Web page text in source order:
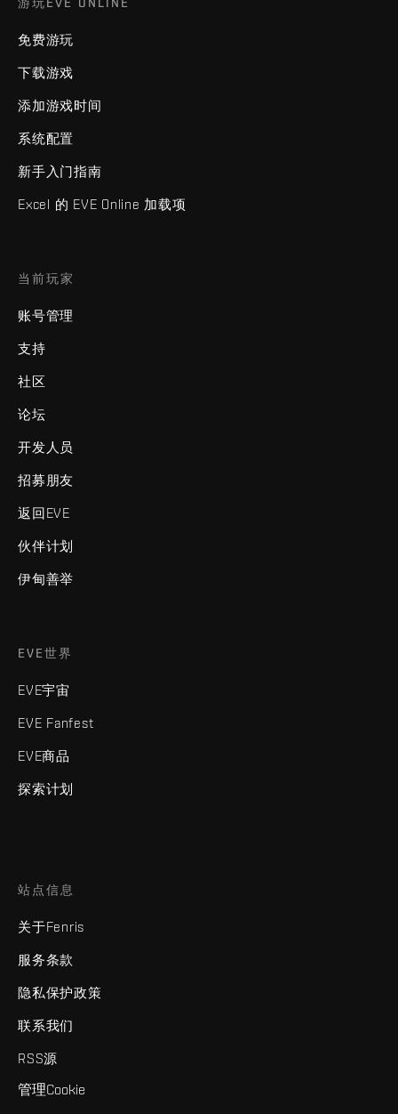
免费游玩
下载游戏
添加游戏时间
系统配置
新手入门指南
Excel 的 EVE Online 加载项
当前玩家
账号管理
支持
社区
论坛
开发人员
招募朋友
返回EVE
伙伴计划
伊甸善举
EVE世界
EVE宇宙
EVE Fanfest
EVE商品
探索计划
站点信息
关于Fenris
服务条款
隐私保护政策
联系我们
RSS源
管理Cookie